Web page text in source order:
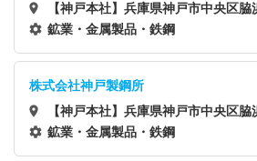
【神戸本社】兵庫県神戸市中央区
【東京本社】東京都品川区北品川5-
鉱業・金属製品・鉄鋼
株式会社神戸製鋼所
【神戸本社】兵庫県神戸市中央区
【東京本社】東京都港区高輪2丁目
鉱業・金属製品・鉄鋼